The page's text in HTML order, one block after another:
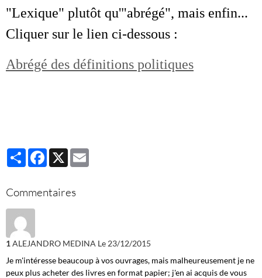
"Lexique" plutôt qu'"abrégé", mais enfin...
Cliquer sur le lien ci-dessous :
Abrégé des définitions politiques
PartagerFacebook
X
Commentaires
1ALEJANDRO MEDINA Le 23/12/2015
Je m'intéresse beaucoup à vos ouvrages, mais malheureusement je ne
peux plus acheter des livres en format papier; j'en ai acquis de vous